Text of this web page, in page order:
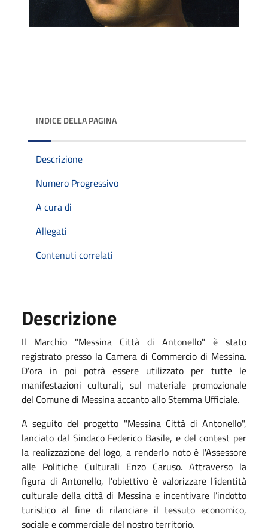
INDICE DELLA PAGINA
Descrizione
Numero Progressivo
A cura di
Allegati
Contenuti correlati
Descrizione
Il Marchio "Messina Città di Antonello" è stato
registrato presso la Camera di Commercio di Messina.
D'ora in poi potrà essere utilizzato per tutte le
manifestazioni culturali, sul materiale promozionale
del Comune di Messina accanto allo Stemma Ufficiale.
A seguito del progetto "Messina Città di Antonello",
lanciato dal Sindaco Federico Basile, e del contest per
la realizzazione del logo, a renderlo noto è l'Assessore
alle Politiche Culturali Enzo Caruso. Attraverso la
figura di Antonello, l'obiettivo è valorizzare l'identità
culturale della città di Messina e incentivare l’indotto
turistico al fine di rilanciare il tessuto economico,
sociale e commerciale del nostro territorio.